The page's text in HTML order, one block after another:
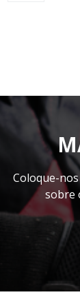
Coloque-
sobre